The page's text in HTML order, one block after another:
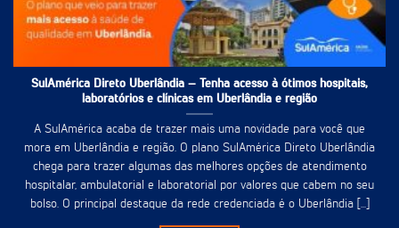
SulAmérica Direto Uberlândia – Tenha acesso à ótimos hospitais,
laboratórios e clínicas em Uberlândia e região
A SulAmérica acaba de trazer mais uma novidade para você que
mora em Uberlândia e região. O plano SulAmérica Direto Uberlândia
chega para trazer algumas das melhores opções de atendimento
hospitalar, ambulatorial e laboratorial por valores que cabem no seu
bolso. O principal destaque da rede credenciada é o Uberlândia [...]